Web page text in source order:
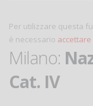
Per utilizzare questa
è necessario accettare
Milano:
Cat. IV